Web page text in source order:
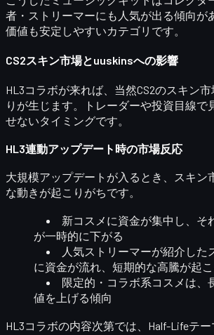
者・ストリーマーにも人気が出る傾向が
価値も安定しやすいカテゴリです。
CS2スキン市場とuuskinsへの影響
HL3コラボが来れば、当然CS2のスキン
りが生じます。
トレーダーや投資目線で
せないタイミングです。
HL3連動アップデート時の市場反応
大規模アップデートが入るとき、スキン
な動きが起こりがちです。
新コスメに資金が集中 し、そ
が一時的に下がる
人気ストリーマーが紹介した
に資金が流れ、短期的な高騰が起
限定的・コラボ系コスメは、
値を上げる傾向
HL3コラボの内容次第では、Half-Lifeテ